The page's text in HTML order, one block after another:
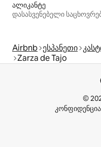
ალიკანტე
Airbnb ესპანეთი
Zarza de Tajo
©